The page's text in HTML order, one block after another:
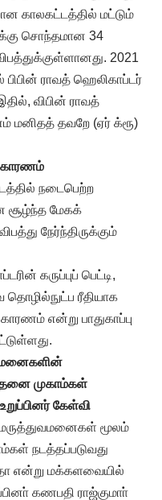
காலகட்டத்தில் மட்டும்
சொந்தமான 34
2021
ராவத் ஹெலிகாப்டர்
விபின் ராவத்
மனிதத் தவறே (ஏர் க்ரூ)
நடைபெற்ற
சூழ்ந்த மேகக்
நேர்ந்திருக்கும்
கருப்புப் பெட்டி,
தொழில்நுட்ப ரீதியாக
என்று பாதுகாப்பு
முகாம்கள்
கேள்வி
மருத்துவமனைகள் மூலம்
நடத்தப்படுவது
என்று மக்களவையில்
கணபதி ராஜ்குமாா்